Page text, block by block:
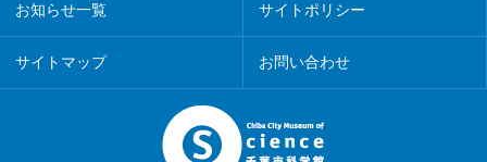
お知らせ一覧 サイトポリシー
サイトマップ お問い合わせ